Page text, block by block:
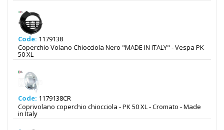
Code: 1179138
Coperchio Volano Chiocciola Nero "MADE IN ITALY" - Vespa PK
50 XL
Code: 1179138CR
Coprivolano coperchio chiocciola - PK 50 XL - Cromato - Made
in Italy